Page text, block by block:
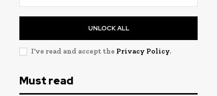
UNLOCK ALL
I've read and accept the Privacy Policy.
Must read